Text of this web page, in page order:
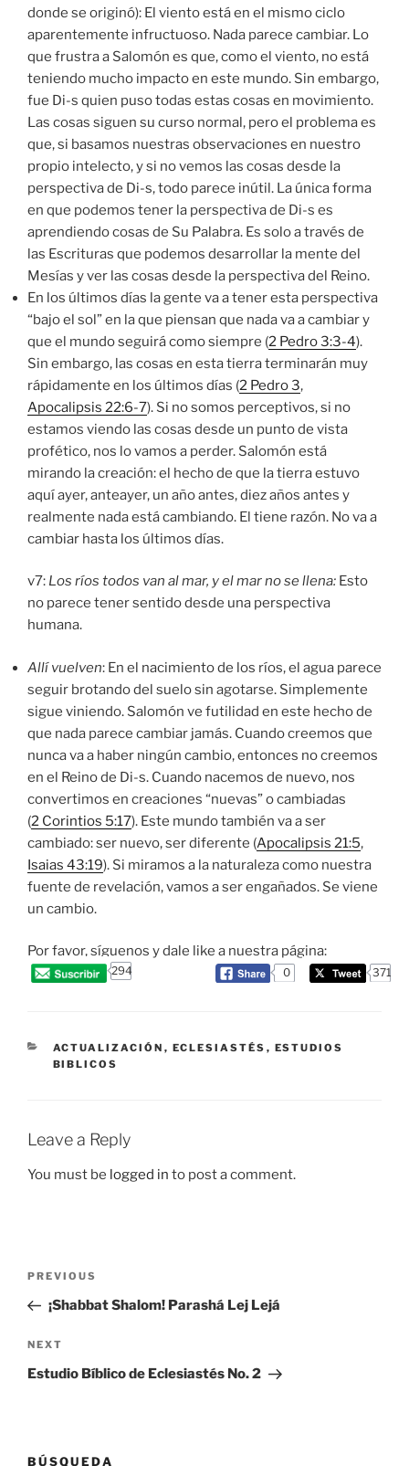
donde se originó): El viento está en el mismo ciclo
aparentemente infructuoso. Nada parece cambiar. Lo
que frustra a Salomón es que, como el viento, no está
teniendo mucho impacto en este mundo. Sin embargo,
fue Di-s quien puso todas estas cosas en movimiento.
Las cosas siguen su curso normal, pero el problema es
que, si basamos nuestras observaciones en nuestro
propio intelecto, y si no vemos las cosas desde la
perspectiva de Di-s, todo parece inútil. La única forma
en que podemos tener la perspectiva de Di-s es
aprendiendo cosas de Su Palabra. Es solo a través de
las Escrituras que podemos desarrollar la mente del
Mesías y ver las cosas desde la perspectiva del Reino.
En los últimos días la gente va a tener esta perspectiva
“bajo el sol” en la que piensan que nada va a cambiar y
que el mundo seguirá como siempre (2 Pedro 3:3-4).
Sin embargo, las cosas en esta tierra terminarán muy
rápidamente en los últimos días (2 Pedro 3,
Apocalipsis 22:6-7). Si no somos perceptivos, si no
estamos viendo las cosas desde un punto de vista
profético, nos lo vamos a perder. Salomón está
mirando la creación: el hecho de que la tierra estuvo
aquí ayer, anteayer, un año antes, diez años antes y
realmente nada está cambiando. El tiene razón. No va a
cambiar hasta los últimos días.
v7: Los ríos todos van al mar, y el mar no se llena: Esto
no parece tener sentido desde una perspectiva
humana.
Allí vuelven: En el nacimiento de los ríos, el agua parece
seguir brotando del suelo sin agotarse. Simplemente
sigue viniendo. Salomón ve futilidad en este hecho de
que nada parece cambiar jamás. Cuando creemos que
nunca va a haber ningún cambio, entonces no creemos
en el Reino de Di-s. Cuando nacemos de nuevo, nos
convertimos en creaciones “nuevas” o cambiadas
(2 Corintios 5:17). Este mundo también va a ser
cambiado: ser nuevo, ser diferente (Apocalipsis 21:5,
Isaias 43:19). Si miramos a la naturaleza como nuestra
fuente de revelación, vamos a ser engañados. Se viene
un cambio.
Por favor, síguenos y dale like a nuestra página:
294 0 371
CATEGORIES
ACTUALIZACIÓN , ECLESIASTÉS , ESTUDIOS
BIBLICOS
Leave a Reply
You must be logged in to post a comment.
Previous
Post
PREVIOUS
¡Shabbat Shalom! Parashá Lej Lejá
Next
Post
NEXT
Estudio Bíblico de Eclesiastés No. 2
BÚSQUEDA